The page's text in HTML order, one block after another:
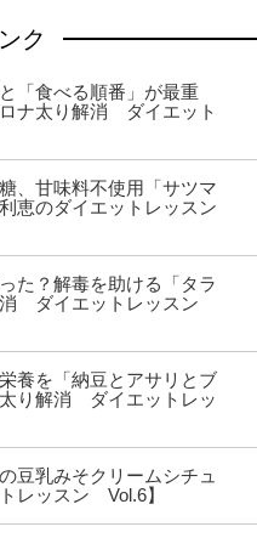
ク
「食べる順番」が最重
ナ太り解消 ダイエット
、甘味料不使用「サツマ
恵のダイエットレッスン
た？解毒を助ける「タラ
消 ダイエットレッスン
養を「納豆とアサリとブ
り解消 ダイエットレッ
豆乳みそクリームシチュ
レッスン Vol.6】